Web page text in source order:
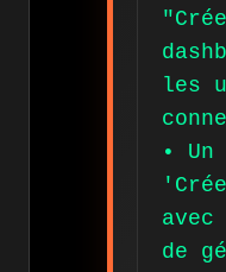
les
• Un
de